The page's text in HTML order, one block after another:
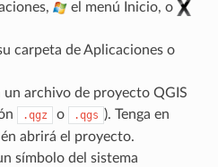
el menú Inicio, o
carpeta de Aplicaciones o
un archivo de proyecto QGIS
.qgz o .qgs ). Tenga en
abrirá el proyecto.
símbolo del sistema